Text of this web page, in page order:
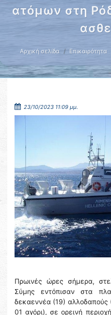
ατόμων στη
Αρχική σελίδα Επικαιρότητα
23/10/2023 11:09 μμ.
Πρωινές ώρες σήμερα,
Σύμης εντόπισαν στα
δεκαεννέα (19) αλλοδαπούς
01 αγόρι), σε ορεινή